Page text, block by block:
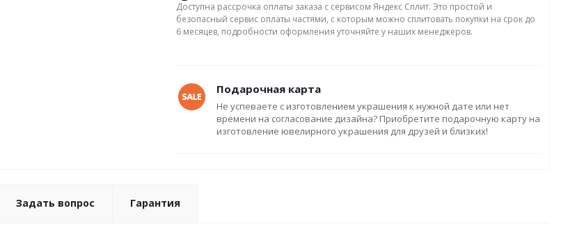
Доступна рассрочка оплаты заказа с сервисом Яндекс Сплит. Это простой и
безопасный сервис оплаты частями, с которым можно сплитовать покупки на срок до
6 месяцев, подробности оформления уточняйте у наших менеджеров.
Подарочная карта
Не успеваете с изготовлением украшения к нужной дате или нет
времени на согласование дизайна? Приобретите подарочную карту на
изготовление ювелирного украшения для друзей и близких!
Задать вопрос Гарантия